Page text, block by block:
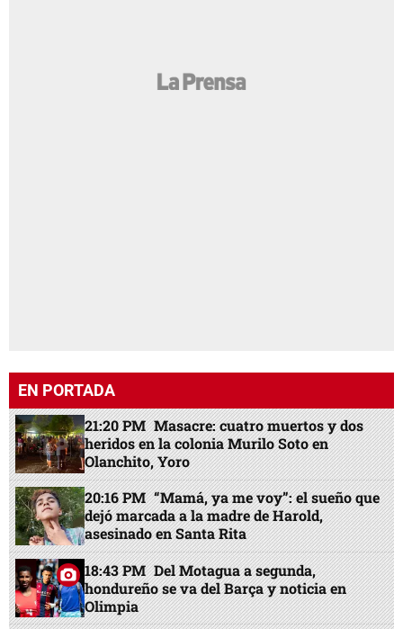
EN PORTADA
21:20 PM Masacre: cuatro muertos y dos
heridos en la colonia Murilo Soto en
Olanchito, Yoro
20:16 PM “Mamá, ya me voy”: el sueño que
dejó marcada a la madre de Harold,
asesinado en Santa Rita
18:43 PM Del Motagua a segunda,
hondureño se va del Barça y noticia en
Olimpia